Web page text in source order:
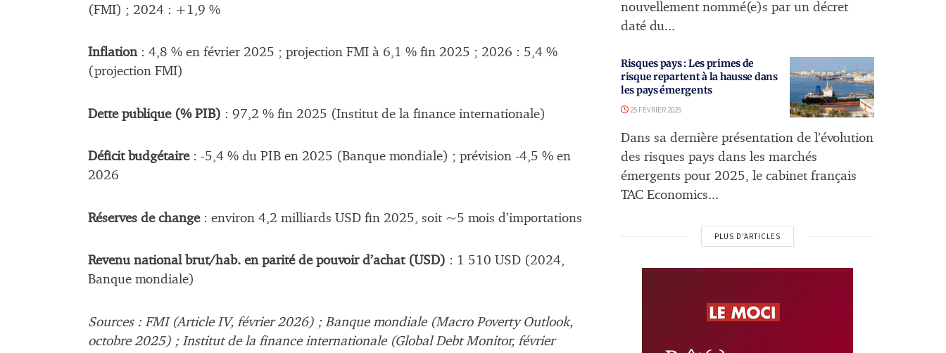
(FMI) ; 2024 : +1,9 %
Inflation: 4,8 % en février 2025 ; projection FMI à 6,1 % fin 2025 ; 2026 : 5,4 %
(projection FMI)
Dette publique (% PIB) : 97,2 % fin 2025 (Institut de la finance internationale)
Déficit budgétaire: -5,4 % du PIB en 2025 (Banque mondiale) ; prévision -4,5 % en
2026
Réserves de change: environ 4,2 milliards USD fin 2025, soit ~5 mois d’importations
Revenu national brut/hab. en parité de pouvoir d’achat (USD) : 1 510 USD (2024,
Banque mondiale)
Sources : FMI (Article IV, février 2026) ; Banque mondiale (Macro Poverty Outlook,
octobre 2025) ; Institut de la finance internationale (Global Debt Monitor, février
nouvellement nommé(e)s par un décret
daté du...
Risques pays : Les primes de
risque repartent à la hausse dans
les pays émergents
25 FÉVRIER 2025
Dans sa dernière présentation de l’évolution
des risques pays dans les marchés
émergents pour 2025, le cabinet français
TAC Economics...
PLUS D'ARTICLES